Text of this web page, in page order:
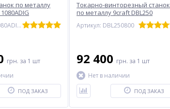
по металлу
Артикул: ED1080ADIG_400V
грн. за 1 шт
ПОД ЗАКАЗ
Токарно-винторезный станок
по металлу 9craft DBL250
250х800 (1100 ВТ, 38 мм
шпиндель)
Артикул: DBL250800
92 400 грн. за 1 шт
Нет в наличии
ПОД ЗАКАЗ